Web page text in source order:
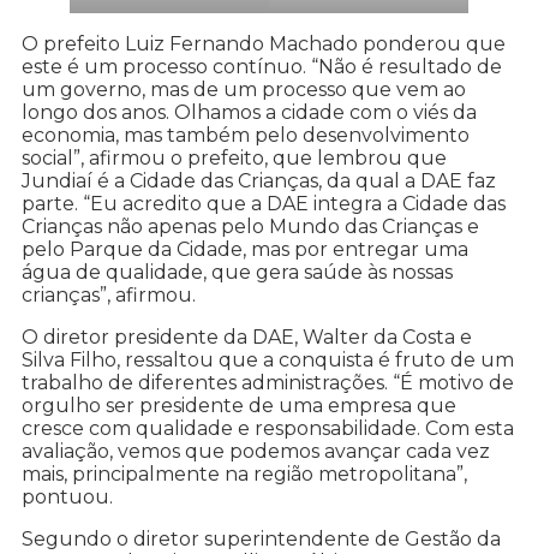
O prefeito Luiz Fernando Machado ponderou que
este é um processo contínuo. “Não é resultado de
um governo, mas de um processo que vem ao
longo dos anos. Olhamos a cidade com o viés da
economia, mas também pelo desenvolvimento
social”, afirmou o prefeito, que lembrou que
Jundiaí é a Cidade das Crianças, da qual a DAE faz
parte. “Eu acredito que a DAE integra a Cidade das
Crianças não apenas pelo Mundo das Crianças e
pelo Parque da Cidade, mas por entregar uma
água de qualidade, que gera saúde às nossas
crianças”, afirmou.
O diretor presidente da DAE, Walter da Costa e
Silva Filho, ressaltou que a conquista é fruto de um
trabalho de diferentes administrações. “É motivo de
orgulho ser presidente de uma empresa que
cresce com qualidade e responsabilidade. Com esta
avaliação, vemos que podemos avançar cada vez
mais, principalmente na região metropolitana”,
pontuou.
Segundo o diretor superintendente de Gestão da